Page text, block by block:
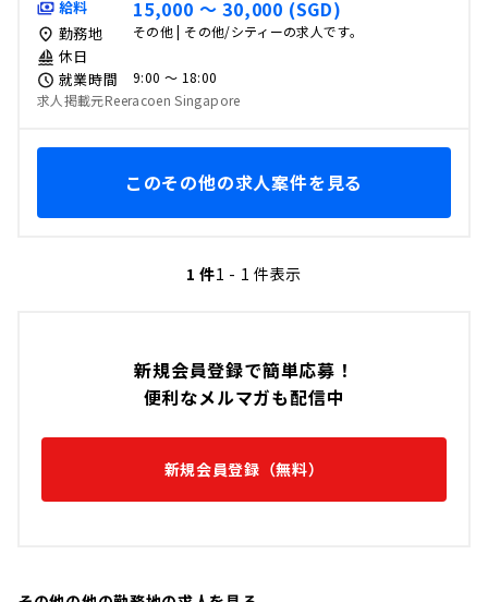
新規会員登録で簡単応募！
便利なメルマガも配信中
新規会員登録（無料）
給料 15,000 〜 30,000 (SGD)
勤務地 その他 | その他/シティーの求人です。
休日
就業時間
9:00 〜 18:00
求人掲載元Reeracoen Singapore
このその他の求人案件を見る
1 件1 - 1 件表示